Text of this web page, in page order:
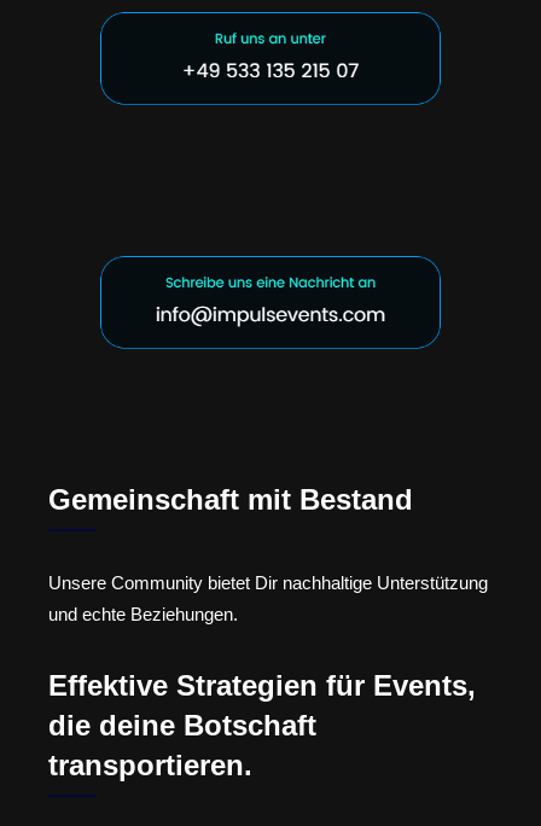
Gemeinschaft mit Bestand
Unsere Community bietet Dir nachhaltige Unterstützung
und echte Beziehungen.
Effektive Strategien für Events,
die deine Botschaft
transportieren.